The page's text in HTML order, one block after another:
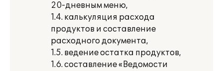
20-дневным меню,
1.4. калькуляция расхода
продуктов и составление
расходного документа,
1.5. ведение остатка продуктов,
1.6. составление «Ведомости